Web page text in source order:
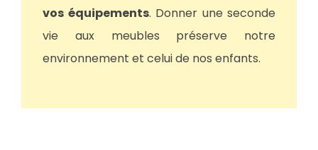
vos équipements. Donner une seconde
vie aux meubles préserve notre
environnement et celui de nos enfants.